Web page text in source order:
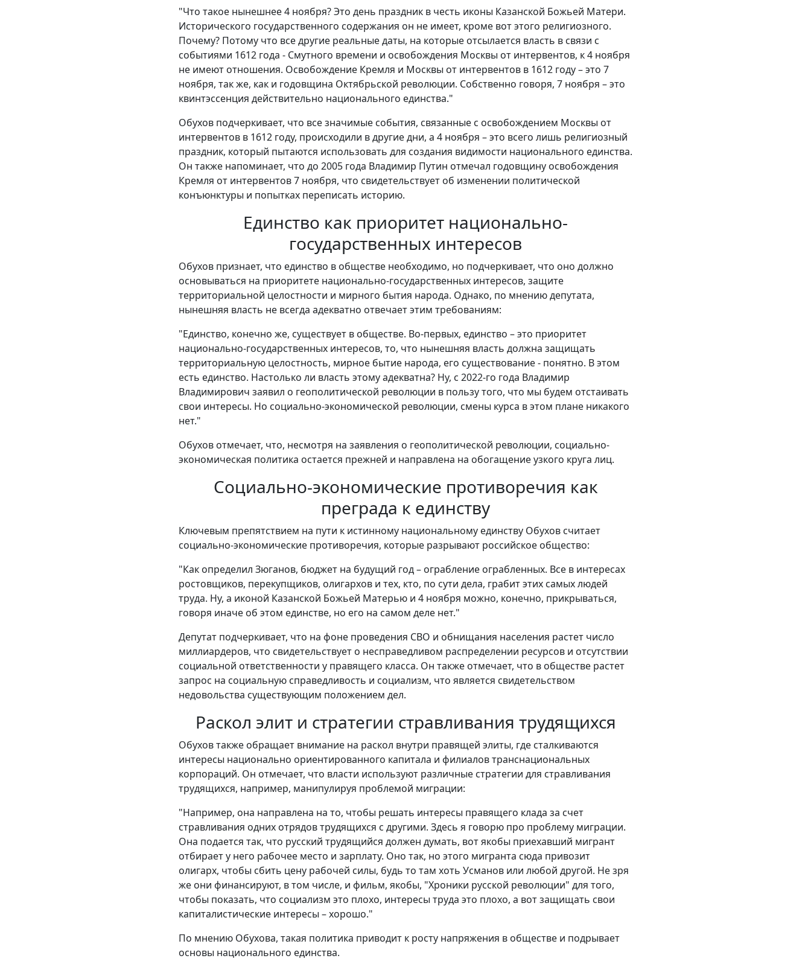
"Что такое нынешнее 4 ноября? Это день праздник в честь иконы Казанской Божьей Матери.
Исторического государственного содержания он не имеет, кроме вот этого религиозного.
Почему? Потому что все другие реальные даты, на которые отсылается власть в связи с
событиями 1612 года - Смутного времени и освобождения Москвы от интервентов, к 4 ноября
не имеют отношения. Освобождение Кремля и Москвы от интервентов в 1612 году – это 7
ноября, так же, как и годовщина Октябрьской революции. Собственно говоря, 7 ноября – это
квинтэссенция действительно национального единства."
Обухов подчеркивает, что все значимые события, связанные с освобождением Москвы от
интервентов в 1612 году, происходили в другие дни, а 4 ноября – это всего лишь религиозный
праздник, который пытаются использовать для создания видимости национального единства.
Он также напоминает, что до 2005 года Владимир Путин отмечал годовщину освобождения
Кремля от интервентов 7 ноября, что свидетельствует об изменении политической
конъюнктуры и попытках переписать историю.
Единство как приоритет национально-
государственных интересов
Обухов признает, что единство в обществе необходимо, но подчеркивает, что оно должно
основываться на приоритете национально-государственных интересов, защите
территориальной целостности и мирного бытия народа. Однако, по мнению депутата,
нынешняя власть не всегда адекватно отвечает этим требованиям:
"Единство, конечно же, существует в обществе. Во-первых, единство – это приоритет
национально-государственных интересов, то, что нынешняя власть должна защищать
территориальную целостность, мирное бытие народа, его существование - понятно. В этом
есть единство. Настолько ли власть этому адекватна? Ну, с 2022-го года Владимир
Владимирович заявил о геополитической революции в пользу того, что мы будем отстаивать
свои интересы. Но социально-экономической революции, смены курса в этом плане никакого
нет."
Обухов отмечает, что, несмотря на заявления о геополитической революции, социально-
экономическая политика остается прежней и направлена на обогащение узкого круга лиц.
Социально-экономические противоречия как
преграда к единству
Ключевым препятствием на пути к истинному национальному единству Обухов считает
социально-экономические противоречия, которые разрывают российское общество:
"Как определил Зюганов, бюджет на будущий год – ограбление ограбленных. Все в интересах
ростовщиков, перекупщиков, олигархов и тех, кто, по сути дела, грабит этих самых людей
труда. Ну, а иконой Казанской Божьей Матерью и 4 ноября можно, конечно, прикрываться,
говоря иначе об этом единстве, но его на самом деле нет."
Депутат подчеркивает, что на фоне проведения СВО и обнищания населения растет число
миллиардеров, что свидетельствует о несправедливом распределении ресурсов и отсутствии
социальной ответственности у правящего класса. Он также отмечает, что в обществе растет
запрос на социальную справедливость и социализм, что является свидетельством
недовольства существующим положением дел.
Раскол элит и стратегии стравливания трудящихся
Обухов также обращает внимание на раскол внутри правящей элиты, где сталкиваются
интересы национально ориентированного капитала и филиалов транснациональных
корпораций. Он отмечает, что власти используют различные стратегии для стравливания
трудящихся, например, манипулируя проблемой миграции:
"Например, она направлена на то, чтобы решать интересы правящего клада за счет
стравливания одних отрядов трудящихся с другими. Здесь я говорю про проблему миграции.
Она подается так, что русский трудящийся должен думать, вот якобы приехавший мигрант
отбирает у него рабочее место и зарплату. Оно так, но этого мигранта сюда привозит
олигарх, чтобы сбить цену рабочей силы, будь то там хоть Усманов или любой другой. Не зря
же они финансируют, в том числе, и фильм, якобы, "Хроники русской революции" для того,
чтобы показать, что социализм это плохо, интересы труда это плохо, а вот защищать свои
капиталистические интересы – хорошо."
По мнению Обухова, такая политика приводит к росту напряжения в обществе и подрывает
основы национального единства.